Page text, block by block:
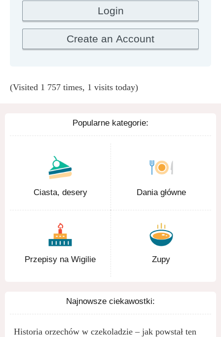
(Visited 1 757 times, 1 visits today)
Popularne kategorie:
Ciasta, desery Dania główne
Przepisy na Wigilie Zupy
Najnowsze ciekawostki:
Historia orzechów w czekoladzie – jak powstał ten